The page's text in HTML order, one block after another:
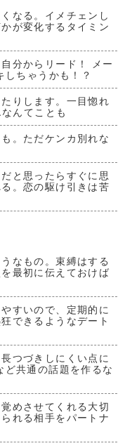
なる。イメチェンし
が変化するタイミン
分からリード！ メー
ちゃうかも！？
りします。一目惚れ
んてことも
。ただケンカ別れな
と思ったらすぐに思
。恋の駆け引きは苦
なもの。束縛はする
最初に伝えておけば
すいので、定期的に
できるようなデート
つづきしにくい点に
共通の話題を作るな
めさせてくれる大切
れる相手をパートナ